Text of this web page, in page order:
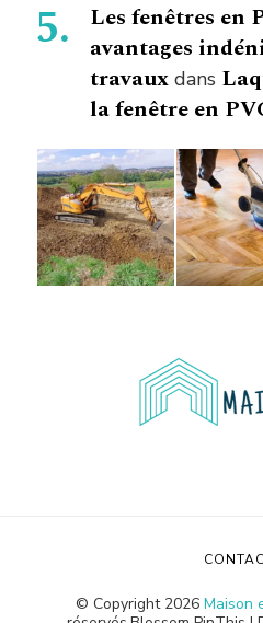
Les fenêtres en
avantages
travaux dans
la fenêtre en
© Copyright 2026 Maison